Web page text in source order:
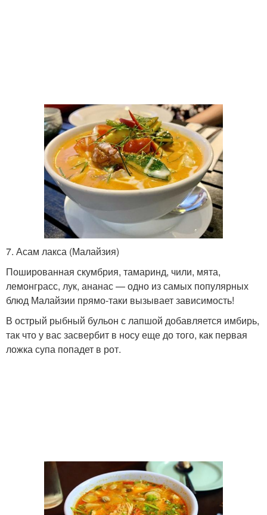
7. Асам лакса (Малайзия)
Пошированная скумбрия, тамаринд, чили, мята,
лемонграсс, лук, ананас — одно из самых популярных
блюд Малайзии прямо-таки вызывает зависимость!
В острый рыбный бульон с лапшой добавляется имбирь,
так что у вас засвербит в носу еще до того, как первая
ложка супа попадет в рот.